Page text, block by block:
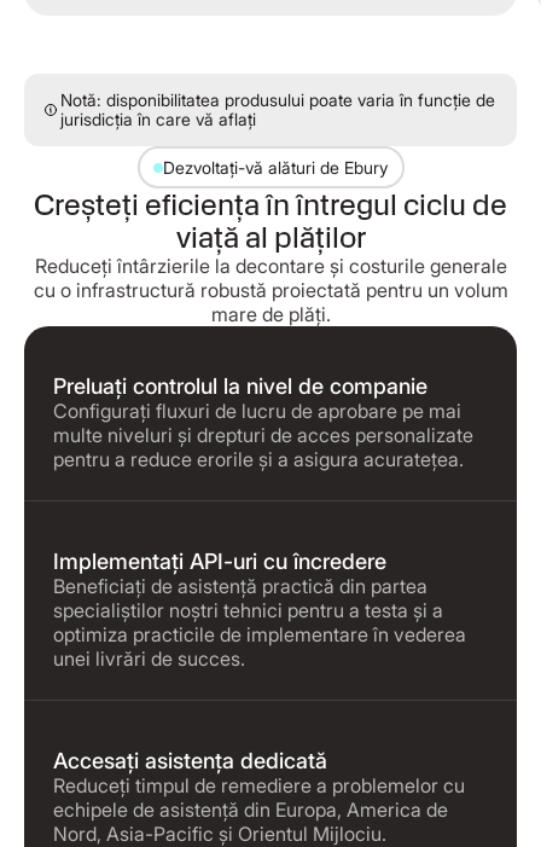
Notă: disponibilitatea produsului poate varia în funcție de
jurisdicția în care vă aflați
Dezvoltați-vă alături de Ebury
Creșteți eficiența în întregul ciclu de
viață al plăților
Reduceți întârzierile la decontare și costurile generale
cu o infrastructură robustă proiectată pentru un volum
mare de plăți.
Preluați controlul la nivel de companie
Configurați fluxuri de lucru de aprobare pe mai
multe niveluri și drepturi de acces personalizate
pentru a reduce erorile și a asigura acuratețea.
Implementați API-uri cu încredere
Beneficiați de asistență practică din partea
specialiștilor noștri tehnici pentru a testa și a
optimiza practicile de implementare în vederea
unei livrări de succes.
Accesați asistența dedicată
Reduceți timpul de remediere a problemelor cu
echipele de asistență din Europa, America de
Nord, Asia-Pacific și Orientul Mijlociu.